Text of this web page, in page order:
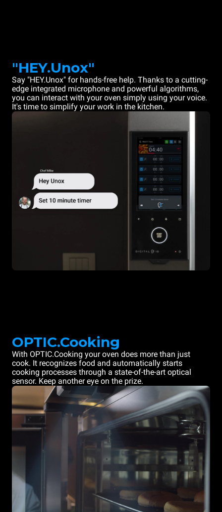
"HEY.Unox"
Say "HEY.Unox" for hands-free help. Thanks to a cutting-
edge integrated microphone and powerful algorithms,
you can interact with your oven simply using your voice.
It's time to simplify your work in the kitchen.
OPTIC.Cooking
With OPTIC.Cooking your oven does more than just
cook. It recognizes food and automatically starts
cooking processes through a state-of-the-art optical
sensor. Keep another eye on the prize.